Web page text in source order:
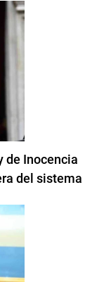
de Inocencia
del sistema